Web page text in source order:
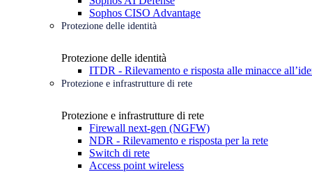
Sophos CISO Advantage
Protezione delle identità
Protezione delle identità
ITDR - Rilevamento e risposta alle minacce
Protezione e infrastrutture di rete
Protezione e infrastrutture di rete
Firewall next-gen (NGFW)
NDR - Rilevamento e risposta per la rete
Switch di rete
Access point wireless